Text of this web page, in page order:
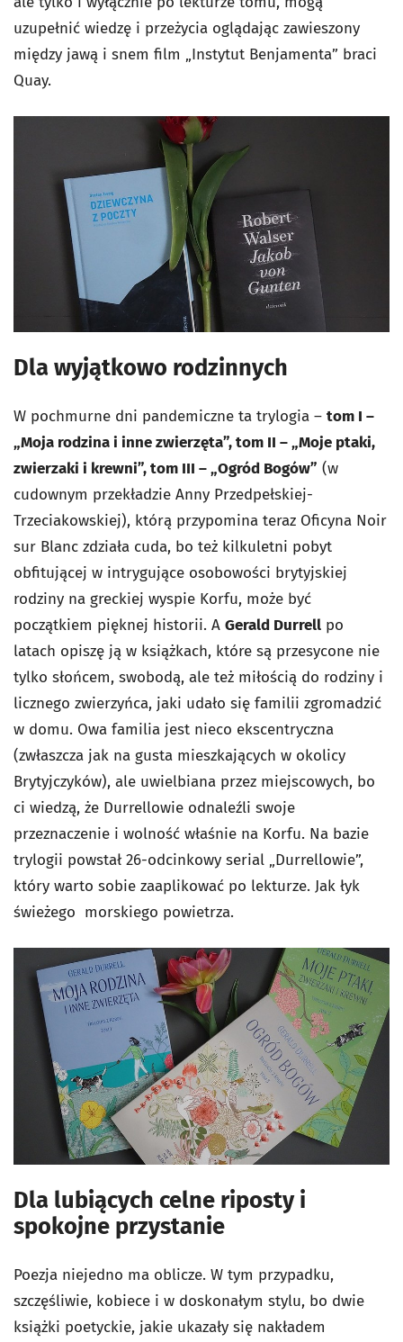
uzupełnić wiedzę i przeżycia oglądając zawieszony
między jawą i snem film „Instytut Benjamenta” braci
Quay.
Dla wyjątkowo rodzinnych
W pochmurne dni pandemiczne ta trylogia – tom I –
„Moja rodzina i inne zwierzęta”, tom II – „Moje ptaki,
zwierzaki i krewni”, tom III – „Ogród Bogów” (w
cudownym przekładzie Anny Przedpełskiej-
Trzeciakowskiej), którą przypomina teraz Oficyna Noir
sur Blanc zdziała cuda, bo też kilkuletni pobyt
obfitującej w intrygujące osobowości brytyjskiej
rodziny na greckiej wyspie Korfu, może być
początkiem pięknej historii. A Gerald Durrell po
latach opiszę ją w książkach, które są przesycone nie
tylko słońcem, swobodą, ale też miłością do rodziny i
licznego zwierzyńca, jaki udało się familii zgromadzić
w domu. Owa familia jest nieco ekscentryczna
(zwłaszcza jak na gusta mieszkających w okolicy
Brytyjczyków), ale uwielbiana przez miejscowych, bo
ci wiedzą, że Durrellowie odnaleźli swoje
przeznaczenie i wolność właśnie na Korfu. Na bazie
trylogii powstał 26-odcinkowy serial „Durrellowie”,
który warto sobie zaaplikować po lekturze. Jak łyk
świeżego morskiego powietrza.
Dla lubiących celne riposty i
spokojne przystanie
Poezja niejedno ma oblicze. W tym przypadku,
szczęśliwie, kobiece i w doskonałym stylu, bo dwie
książki poetyckie, jakie ukazały się nakładem